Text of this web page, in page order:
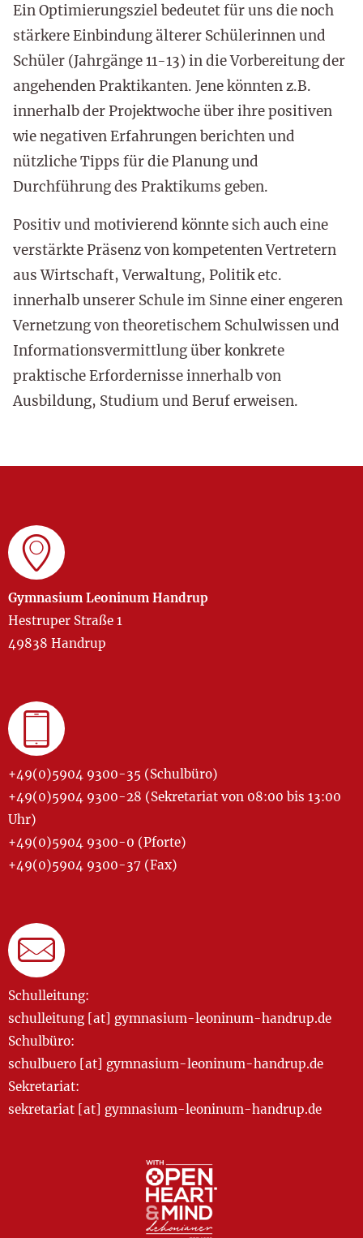
Ein Optimierungsziel bedeutet für uns die noch
stärkere Einbindung älterer Schülerinnen und
Schüler (Jahrgänge 11-13) in die Vorbereitung der
angehenden Praktikanten. Jene könnten z.B.
innerhalb der Projektwoche über ihre positiven
wie negativen Erfahrungen berichten und
nützliche Tipps für die Planung und
Durchführung des Praktikums geben.
Positiv und motivierend könnte sich auch eine
verstärkte Präsenz von kompetenten Vertretern
aus Wirtschaft, Verwaltung, Politik etc.
innerhalb unserer Schule im Sinne einer engeren
Vernetzung von theoretischem Schulwissen und
Informationsvermittlung über konkrete
praktische Erfordernisse innerhalb von
Ausbildung, Studium und Beruf erweisen.
Gymnasium Leoninum Handrup
Hestruper Straße 1
49838 Handrup
+49(0)5904 9300-35 (Schulbüro)
+49(0)5904 9300-28 (Sekretariat von 08:00 bis 13:00
Uhr)
+49(0)5904 9300-0 (Pforte)
+49(0)5904 9300-37 (Fax)
Schulleitung:
schulleitung [at] gymnasium-leoninum-handrup.de
Schulbüro:
schulbuero [at] gymnasium-leoninum-handrup.de
Sekretariat:
sekretariat [at] gymnasium-leoninum-handrup.de